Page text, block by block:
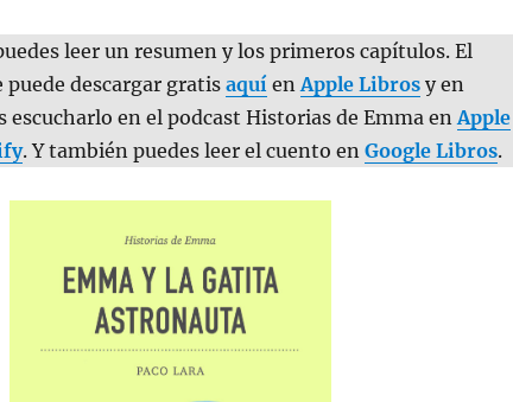
leer un resumen y los primeros capítulos. El
descargar gratis aquíenApple Librosy en
escucharlo en el podcast Historias de Emma enApple
. Y también puedes leer el cuento en Google Libros.